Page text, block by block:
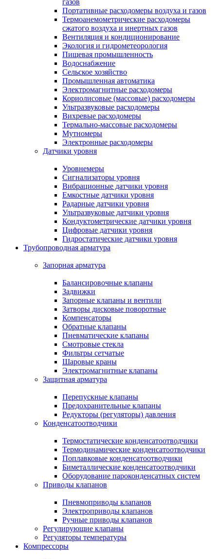
газов
Портативные расходомеры воздуха и газов
Термоанемометрические расходомеры
сжатого воздуха и инертных газов
Вентиляция и кондиционирование
Экология и гидрометеорология
Пищевая промышленность
Водоснабжение
Сельское хозяйство
Промышленная автоматика
Электромагнитные расходомеры
Кориолисовые (массовые) расходомеры
Ультразвуковые расходомеры
Вихревые расходомеры
Термально-массовые расходомеры
Мутномеры
Электронные расходомеры
Датчики уровня
Уровнемеры
Сигнализаторы уровня
Вибрационные датчики уровня
Емкостные датчики уровня
Радарные датчики уровня
Ультразвуковые датчики уровня
Кондуктометрические датчики уровня
Цифровые датчики уровня
Гидростатические датчики уровня
Трубопроводная арматура
Запорная арматура
Балансировочные клапаны
Задвижки
Запорные клапаны и вентили
Затворы дисковые поворотные
Компенсаторы
Обратные клапаны
Пневматические клапаны
Смотровые стекла
Фильтры сетчатые
Шаровые краны
Электромагнитные клапаны
Защитная арматура
Перепускные клапаны
Предохранительные клапаны
Редукторы (регуляторы) давления
Конденсатоотводчики
Термостатические конденсатоотводчики
Термодинамические конденсатоотводчики
Поплавковые конденсатоотводчики
Биметаллические конденсатоотводчики
Оборудование пароконденсатных систем
Приводы клапанов
Пневмоприводы клапанов
Электроприводы клапанов
Ручные приводы клапанов
Регулирующие клапаны
Регуляторы температуры
Компрессоры